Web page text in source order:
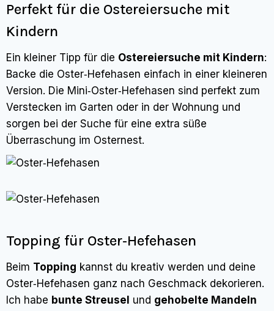
Perfekt für die Ostereiersuche mit
Kindern
Ein kleiner Tipp für die Ostereiersuche mit Kindern:
Backe die Oster‑Hefehasen einfach in einer kleineren
Version. Die Mini‑Oster‑Hefehasen sind perfekt zum
Verstecken im Garten oder in der Wohnung und
sorgen bei der Suche für eine extra süße
Überraschung im Osternest.
Topping für Oster‑Hefehasen
Beim Topping kannst du kreativ werden und deine
Oster‑Hefehasen ganz nach Geschmack dekorieren.
Ich habe bunte Streusel und gehobelte Mandeln